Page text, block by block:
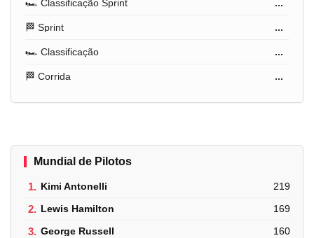
🏎️ Classificação Sprint ...
🏁 Sprint ...
🏎️ Classificação ...
🏁 Corrida ...
Mundial de Pilotos
1. Kimi Antonelli 219
2. Lewis Hamilton 169
3. George Russell 160